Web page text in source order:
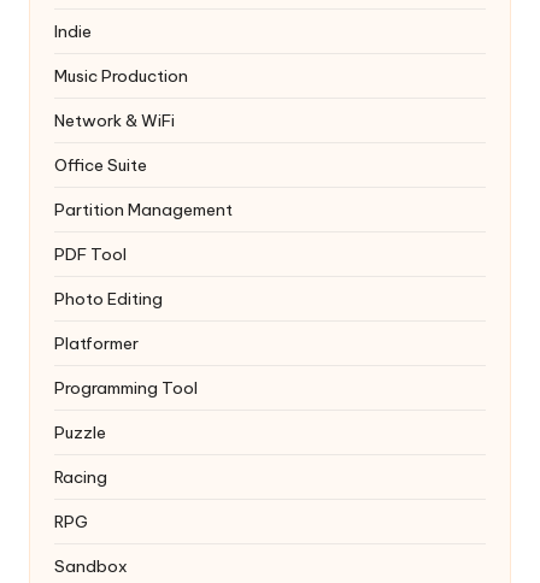
Indie
Music Production
Network & WiFi
Office Suite
Partition Management
PDF Tool
Photo Editing
Platformer
Programming Tool
Puzzle
Racing
RPG
Sandbox